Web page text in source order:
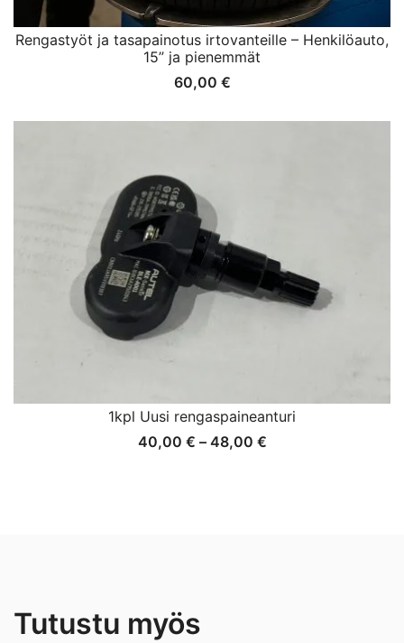
Rengastyöt ja tasapainotus irtovanteille – Henkilöauto,
15” ja pienemmät
60,00 €
1kpl Uusi rengaspaineanturi
40,00 € – 48,00 €Hintaluokka:
Tutustu myös